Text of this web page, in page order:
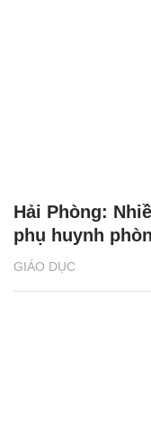
GIÁO DỤC
Hải Phòng:
phụ huynh